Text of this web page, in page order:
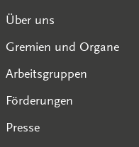
Über uns
Gremien und Organe
Arbeitsgruppen
Förderungen
Presse